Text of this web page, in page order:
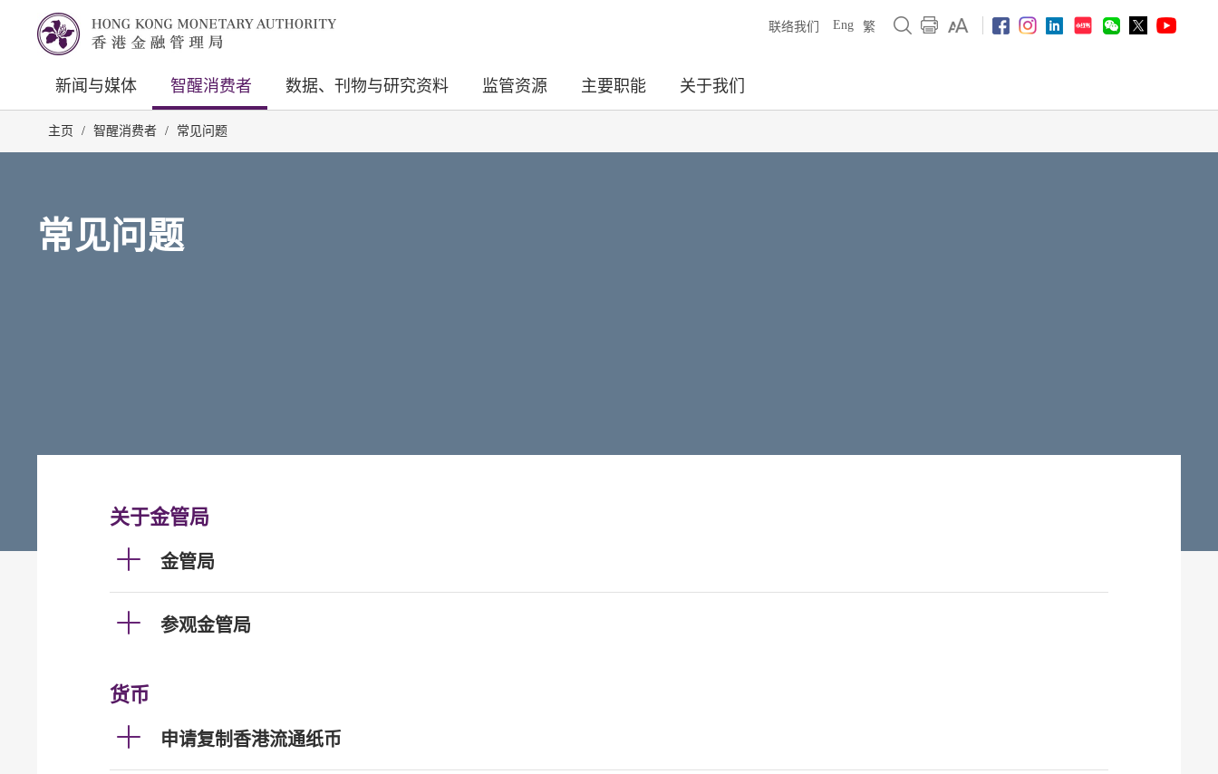
联络我们 Eng 繁
新闻与媒体 智醒消费者 数据、刊物与研究资料 监管资源 主要职能 关于我们
主页 / 智醒消费者 / 常见问题
常见问题
关于金管局
金管局
参观金管局
货币
申请复制香港流通纸币